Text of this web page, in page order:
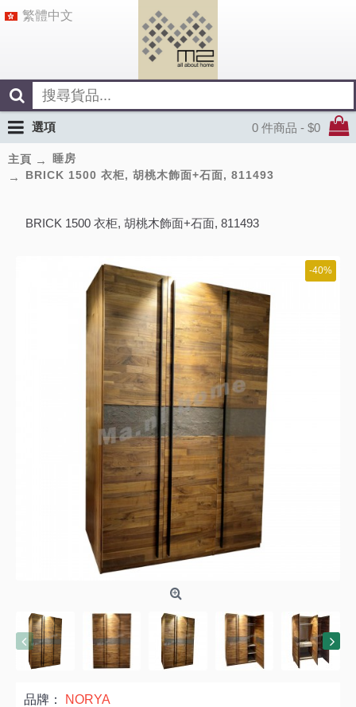
繁體中文
0 件商品 - $0
選項
主頁
睡房
BRICK 1500 衣柜, 胡桃木飾面+石面, 811493
BRICK 1500 衣柜, 胡桃木飾面+石面, 811493
-40%
品牌：
NORYA